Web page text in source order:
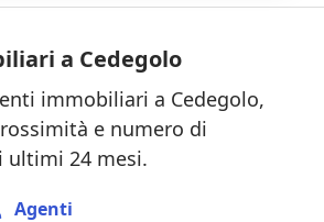
a Cedegolo
immobiliari a Cedegolo,
e numero di
ultimi 24 mesi.
Agenti